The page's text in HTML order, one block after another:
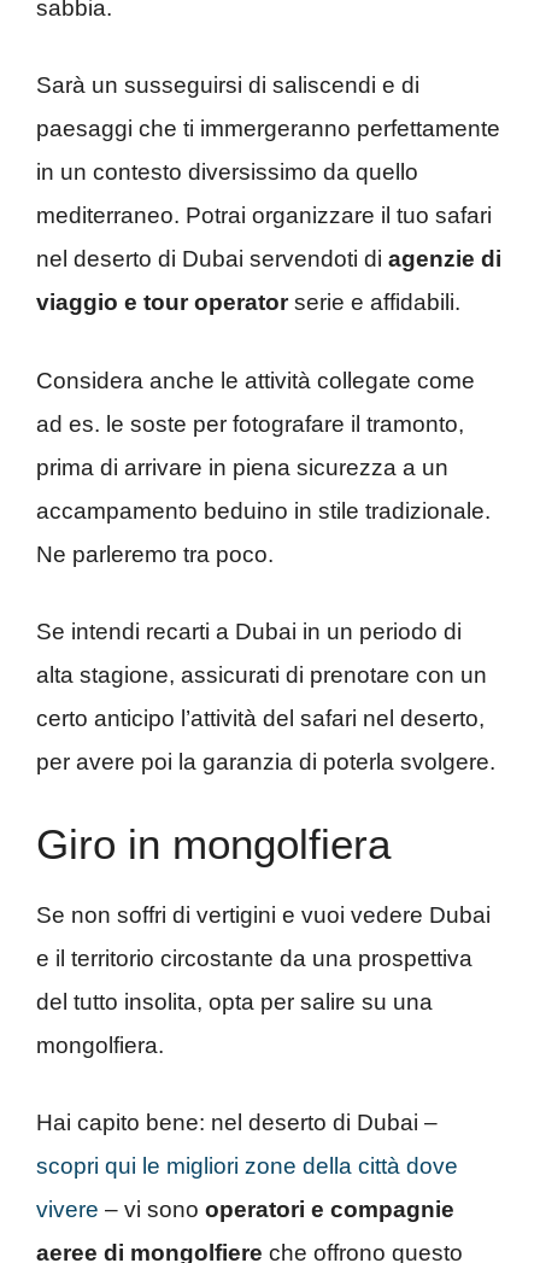
sabbia.
Sarà un susseguirsi di saliscendi e di
paesaggi che ti immergeranno perfettamente
in un contesto diversissimo da quello
mediterraneo. Potrai organizzare il tuo safari
nel deserto di Dubai servendoti di agenzie di
viaggio e tour operatorserie e affidabili.
Considera anche le attività collegate come
ad es. le soste per fotografare il tramonto,
prima di arrivare in piena sicurezza a un
accampamento beduino in stile tradizionale.
Ne parleremo tra poco.
Se intendi recarti a Dubai in un periodo di
alta stagione, assicurati di prenotare con un
certo anticipo l’attività del safari nel deserto,
per avere poi la garanzia di poterla svolgere.
Giro in mongolfiera
Se non soffri di vertigini e vuoi vedere Dubai
e il territorio circostante da una prospettiva
del tutto insolita, opta per salire su una
mongolfiera.
Hai capito bene: nel deserto di Dubai –
scopri qui le migliori zone della città dove
vivere – vi sono operatori e compagnie
aeree di mongolfiere che offrono questo